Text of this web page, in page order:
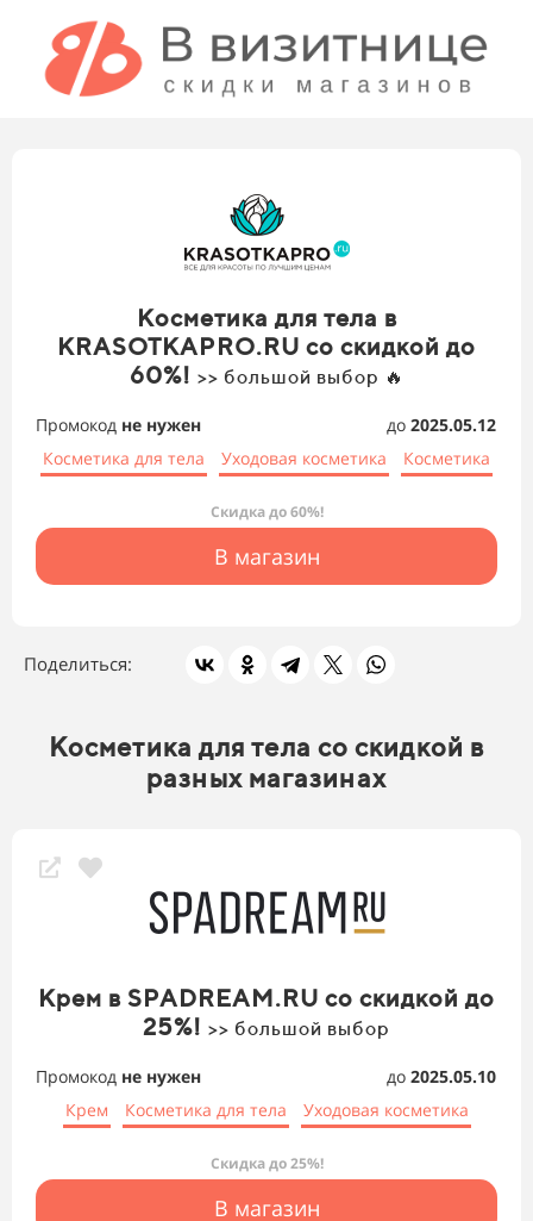
Косметика для тела в
KRASOTKAPRO.RU со скидкой до
60%! >> большой выбор 🔥
Промокод не нужен до 2025.05.12
Косметика для тела
Уходовая косметика Косметика
Скидка до 60%!
В магазин
Поделиться:
Косметика для тела со скидкой в
разных магазинах
Крем в SPADREAM.RU со скидкой до
25%! >> большой выбор
Промокод не нужен до 2025.05.10
Крем
Косметика для тела Уходовая косметика
Скидка до 25%!
В магазин